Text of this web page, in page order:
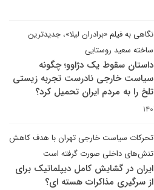
نگاهی به فیلم «برادران لیلا»، جدیدترین
ساخته سعید روستایی
داستان سقوط یک دژاوو؛ چگونه
سیاست خارجی نادرست تجربه زیستی
تلخ را به مردم ایران تحمیل کرد؟
تحرکات سیاست خارجی تهران با هدف کاهش
تنش‌های داخلی صورت گرفته است
ایران در گشایش کامل دیپلماتیک برای
از سرگیری مذاکرات هسته ای؟